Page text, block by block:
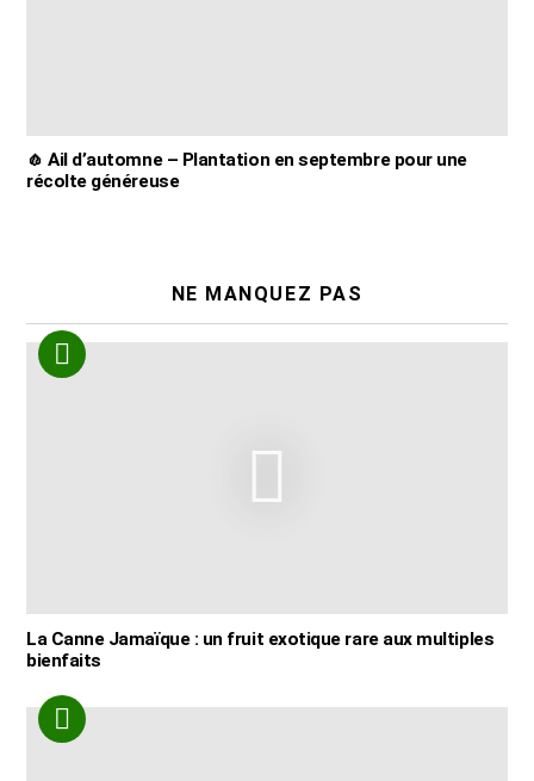
🧄 Ail d’automne – Plantation en septembre pour une
récolte généreuse
NE MANQUEZ PAS
La Canne Jamaïque : un fruit exotique rare aux multiples
bienfaits